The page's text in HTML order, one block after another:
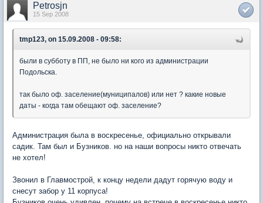
Petrosjn
15 Sep 2008
tmp123, on 15.09.2008 - 09:58:
были в субботу в ПП, не было ни кого из администрации
Подольска.
так было оф. заселение(муниципалов) или нет ? какие новые
даты - когда там обещают оф. заселение?
Администрация была в воскресенье, официально открывали
садик. Там был и Бузников. но на наши вопросы никто отвечать
не хотел!
Звонил в Главмострой, к концу недели дадут горячую воду и
снесут забор у 11 корпуса!